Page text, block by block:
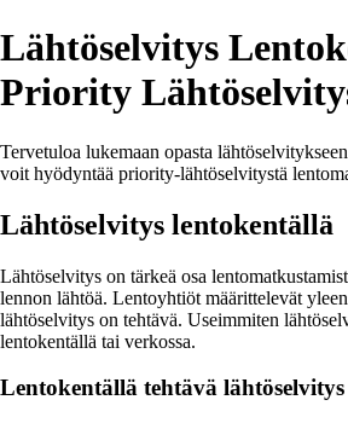
Lähtöselvitys
Priority
Tervetuloa lukemaan opasta
voit hyödyntää priority-lähtöselvitystä
Lähtöselvitys lentokentällä
Lähtöselvitys on tärkeä osa
lennon lähtöä. Lentoyhtiöt määrittelevät
lähtöselvitys on tehtävä. Useimmiten
lentokentällä tai verkossa.
Lentokentällä tehtävä lähtöselvitys